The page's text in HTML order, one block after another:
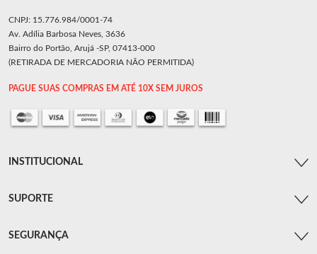
CNPJ: 15.776.984/0001-74
Av. Adília Barbosa Neves, 3636
Bairro do Portão, Arujá -SP, 07413-000
(RETIRADA DE MERCADORIA NÃO PERMITIDA)
PAGUE SUAS COMPRAS EM ATÉ 10X SEM JUROS
INSTITUCIONAL
SUPORTE
SEGURANÇA